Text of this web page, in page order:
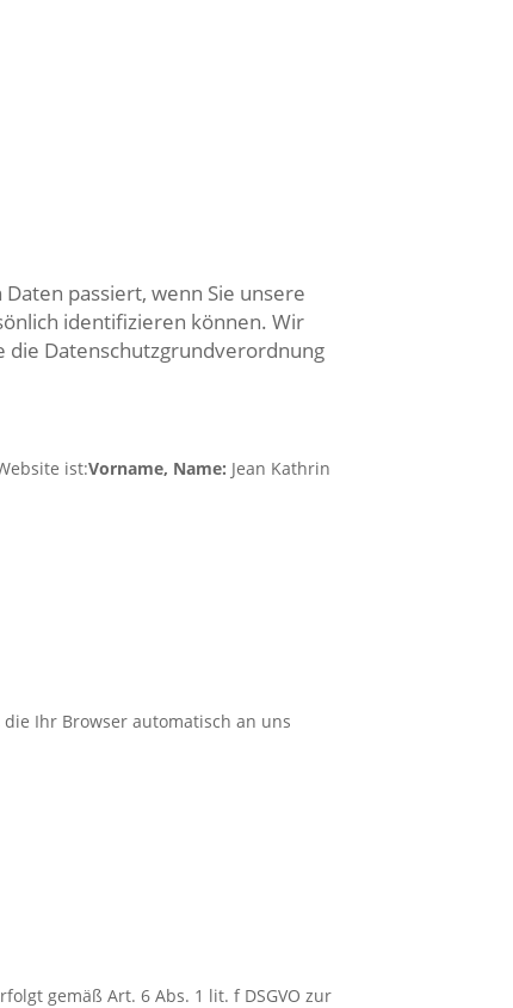
passiert, wenn Sie unsere
identifizieren können. Wir
die Datenschutzgrundverordnung
ist:Vorname, Name: Jean Kathrin
Ihr Browser automatisch an uns
gemäß Art. 6 Abs. 1 lit. f DSGVO zur